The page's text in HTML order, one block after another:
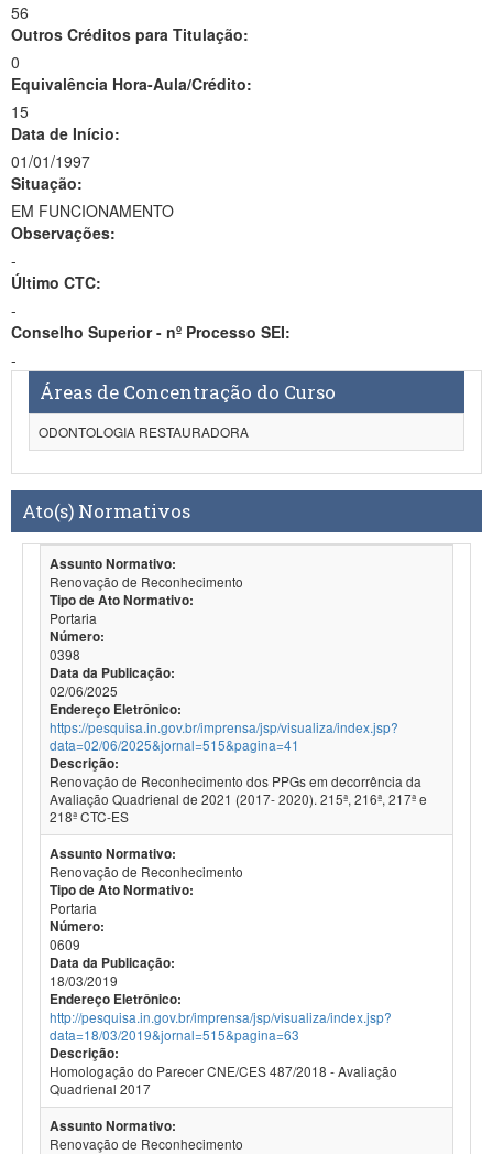
56
Outros Créditos para Titulação:
0
Equivalência Hora-Aula/Crédito:
15
Data de Início:
01/01/1997
Situação:
EM FUNCIONAMENTO
Observações:
-
Último CTC:
-
Conselho Superior - nº Processo SEI:
-
Áreas de Concentração do Curso
ODONTOLOGIA RESTAURADORA
Ato(s) Normativos
Assunto Normativo:
Renovação de Reconhecimento
Tipo de Ato Normativo:
Portaria
Número:
0398
Data da Publicação:
02/06/2025
Endereço Eletrônico:
https://pesquisa.in.gov.br/imprensa/jsp/visualiza/index.jsp?
data=02/06/2025&jornal=515&pagina=41
Descrição:
Renovação de Reconhecimento dos PPGs em decorrência da
Avaliação Quadrienal de 2021 (2017- 2020). 215ª, 216ª, 217ª e
218ª CTC-ES
Assunto Normativo:
Renovação de Reconhecimento
Tipo de Ato Normativo:
Portaria
Número:
0609
Data da Publicação:
18/03/2019
Endereço Eletrônico:
http://pesquisa.in.gov.br/imprensa/jsp/visualiza/index.jsp?
data=18/03/2019&jornal=515&pagina=63
Descrição:
Homologação do Parecer CNE/CES 487/2018 - Avaliação
Quadrienal 2017
Assunto Normativo:
Renovação de Reconhecimento